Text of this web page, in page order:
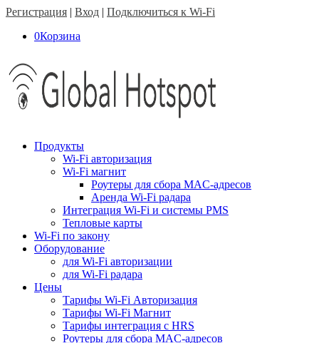
Регистрация | Вход | Подключиться к Wi-Fi
0Корзина
Продукты
Wi-Fi авторизация
Wi-Fi магнит
Роутеры для сбора MAC-адресов
Аренда Wi-Fi радара
Интеграция Wi-Fi и системы PMS
Тепловые карты
Wi-Fi по закону
Оборудование
для Wi-Fi авторизации
для Wi-Fi радара
Цены
Тарифы Wi-Fi Авторизация
Тарифы Wi-Fi Магнит
Тарифы интеграция с HRS
Роутеры для сбора MAC-адресов